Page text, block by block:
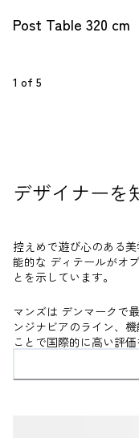
Post Table 320 cm
1 of 5
デザイナーを
控えめで遊び心のある
能的な ディテールがオ
とを示しています。
マンズは デンマークで
ンジナビアのライン、
ことで国際的に高い評
数々のアイコニックな
コンセプチュアルな作